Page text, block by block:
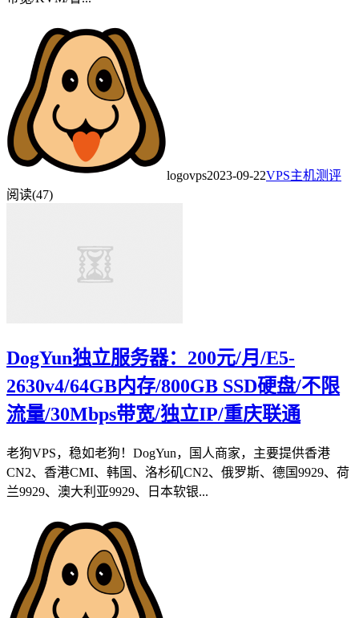
logovps2023-09-22VPS主机测评
阅读(47)
DogYun独立服务器：200元/月/E5-
2630v4/64GB内存/800GB SSD硬盘/不限
流量/30Mbps带宽/独立IP/重庆联通
老狗VPS，稳如老狗！DogYun，国人商家，主要提供香港
CN2、香港CMI、韩国、洛杉矶CN2、俄罗斯、德国9929、荷
兰9929、澳大利亚9929、日本软银...